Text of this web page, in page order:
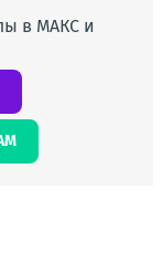
в МАКС и